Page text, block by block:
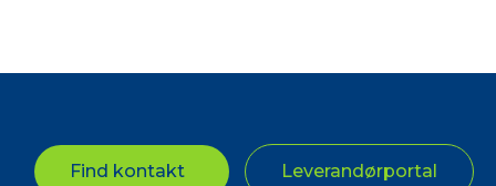
Find kontakt Leverandørportal